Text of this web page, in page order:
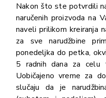
Nakon što ste potvrdili
naručenih proizvoda na
naveli prilikom kreiranja
za sve narudžbine
ponedeljka do petka,
5 radnih dana za celu
Uobičajeno vreme za
slučaju da je